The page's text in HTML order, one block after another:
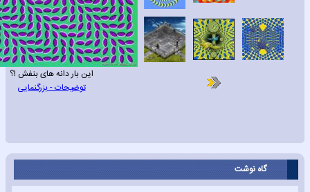
این بار دانه های بنفش !؟
توضیحات - بزرگنمایی
گاه نوشت